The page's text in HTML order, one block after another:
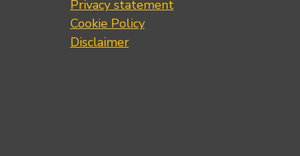
Privacy statement
Cookie Policy
Disclaimer